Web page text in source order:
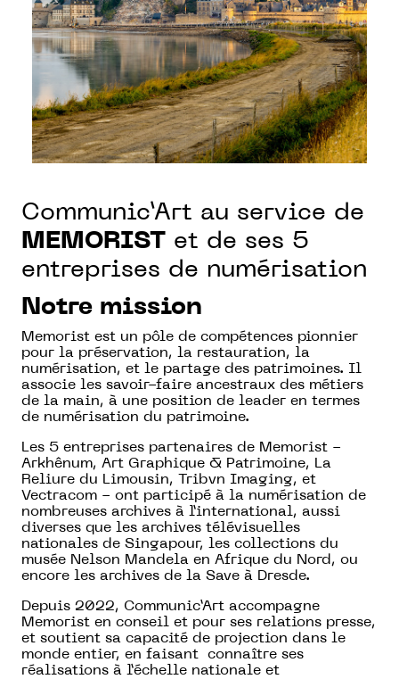
Communic’Art au service de
MEMORIST et de ses 5
entreprises de numérisation
Notre mission
Memorist est un pôle de compétences pionnier
pour la préservation, la restauration, la
numérisation, et le partage des patrimoines. Il
associe les savoir-faire ancestraux des métiers
de la main, à une position de leader en termes
de numérisation du patrimoine.
Les 5 entreprises partenaires de Memorist -
Arkhênum, Art Graphique & Patrimoine, La
Reliure du Limousin, Tribvn Imaging, et
Vectracom - ont participé à la numérisation de
nombreuses archives à l’international, aussi
diverses que les archives télévisuelles
nationales de Singapour, les collections du
musée Nelson Mandela en Afrique du Nord, ou
encore les archives de la Save à Dresde.
Depuis 2022, Communic’Art accompagne
Memorist en conseil et pour ses relations presse,
et soutient sa capacité de projection dans le
monde entier, en faisant connaître ses
réalisations à l’échelle nationale et